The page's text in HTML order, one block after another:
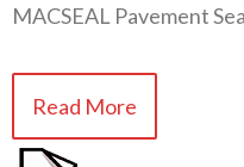
MACSEAL Pavement
Read More